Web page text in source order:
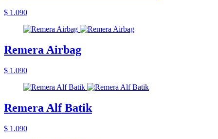
$ 1.090
Remera Airbag
$ 1.090
Remera Alf Batik
$ 1.090